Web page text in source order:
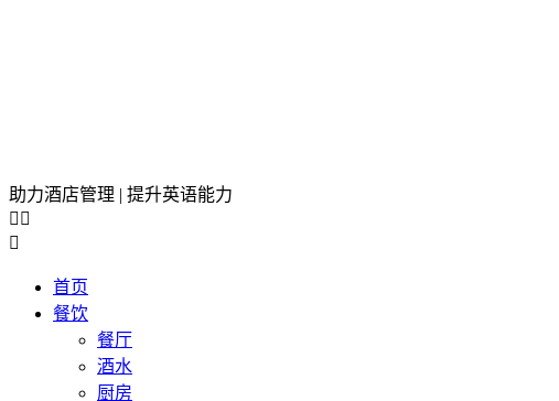
助力酒店管理 | 提升英语能力
 

首页
餐饮
餐厅
酒水
厨房